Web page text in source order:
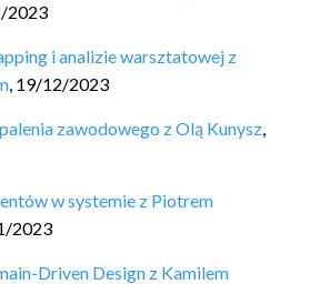
2023
i analizie warsztatowej z
, 19/12/2023
zawodowego z Olą Kunysz,
w systemie z Piotrem
2023
Driven Design z Kamilem